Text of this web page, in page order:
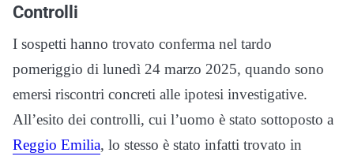
Controlli
I sospetti hanno trovato conferma nel tardo
pomeriggio di lunedì 24 marzo 2025, quando sono
emersi riscontri concreti alle ipotesi investigative.
All’esito dei controlli, cui l’uomo è stato sottoposto a
Reggio Emilia, lo stesso è stato infatti trovato in